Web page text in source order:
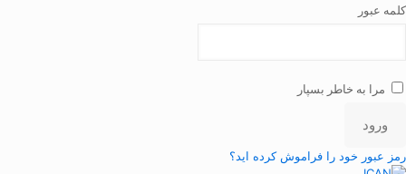
کلمه عبور
مرا به خاطر بسپار
ورود
رمز عبور خود را فراموش کرده اید؟